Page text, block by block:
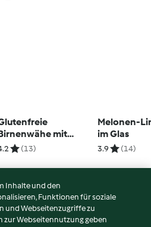
mit
und
(13)
Melonen-
im Glas
3.9 (14)
Inhalte und den
Funktionen für soziale
und Webseitenzugriffe zu
Webseitennutzung geben